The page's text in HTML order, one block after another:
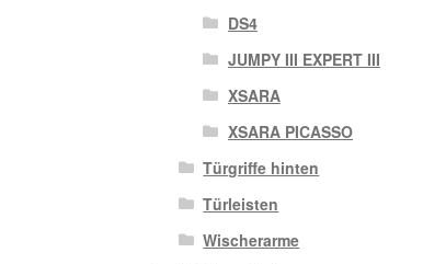
DS4
JUMPY III EXPERT III
XSARA
XSARA PICASSO
Türgriffe hinten
Türleisten
Wischerarme